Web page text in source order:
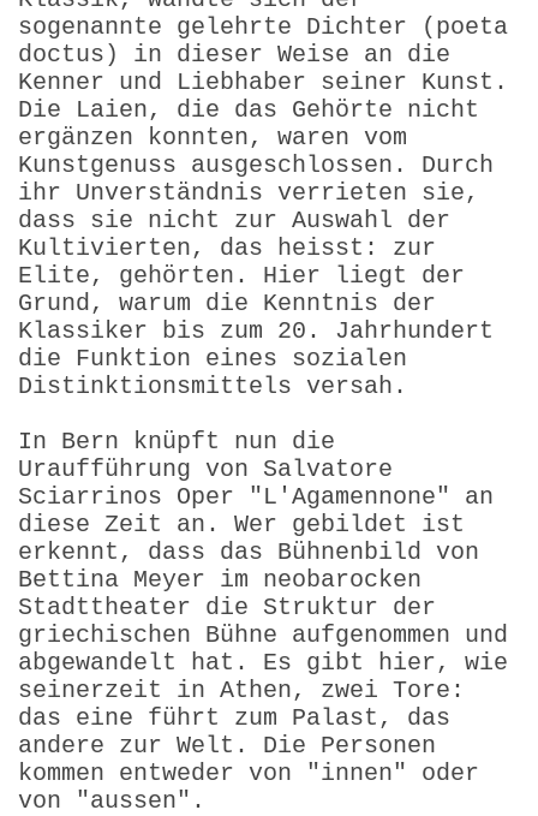
sogenannte gelehrte Dichter (poeta
doctus) in dieser Weise an die
Kenner und Liebhaber seiner Kunst.
Die Laien, die das Gehörte nicht
ergänzen konnten, waren vom
Kunstgenuss ausgeschlossen. Durch
ihr Unverständnis verrieten sie,
dass sie nicht zur Auswahl der
Kultivierten, das heisst: zur
Elite, gehörten. Hier liegt der
Grund, warum die Kenntnis der
Klassiker bis zum 20. Jahrhundert
die Funktion eines sozialen
Distinktionsmittels versah.
In Bern knüpft nun die
Uraufführung von Salvatore
Sciarrinos Oper "L'Agamennone" an
diese Zeit an. Wer gebildet ist
erkennt, dass das Bühnenbild von
Bettina Meyer im neobarocken
Stadttheater die Struktur der
griechischen Bühne aufgenommen und
abgewandelt hat. Es gibt hier, wie
seinerzeit in Athen, zwei Tore:
das eine führt zum Palast, das
andere zur Welt. Die Personen
kommen entweder von "innen" oder
von "aussen".